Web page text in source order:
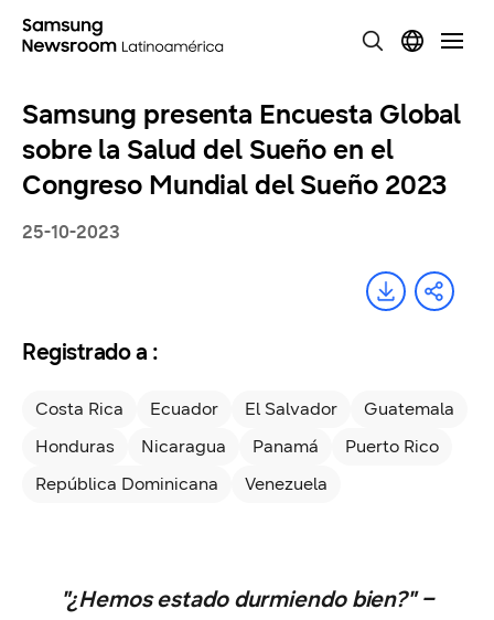
Samsung presenta Encuesta Global
sobre la Salud del Sueño en el
Congreso Mundial del Sueño 2023
25-10-2023
Registrado a :
Costa Rica Ecuador El Salvador
Guatemala
Honduras
Nicaragua Panamá
Puerto Rico
República Dominicana
Venezuela
"¿Hemos estado durmiendo bien?" –